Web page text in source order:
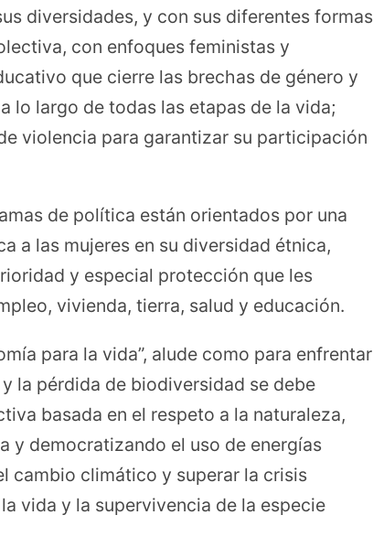
diversidades, y con sus diferentes formas
con enfoques feministas y
que cierre las brechas de género y
lo largo de todas las etapas de la vida;
violencia para garantizar su participación
de política están orientados por una
a las mujeres en su diversidad étnica,
y especial protección que les
vivienda, tierra, salud y educación.
para la vida”, alude como para enfrentar
la pérdida de biodiversidad se debe
basada en el respeto a la naturaleza,
y democratizando el uso de energías
cambio climático y superar la crisis
vida y la supervivencia de la especie